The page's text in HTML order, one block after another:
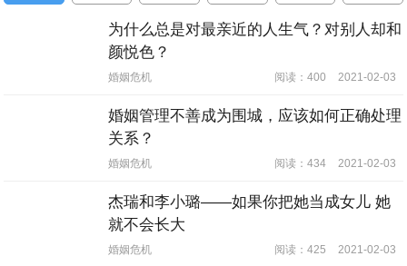
为什么总是对最亲近的人生气？对别人却和
颜悦色？
婚姻危机 阅读：400 2021-02-03
婚姻管理不善成为围城，应该如何正确处理
关系？
婚姻危机 阅读：434 2021-02-03
杰瑞和李小璐——如果你把她当成女儿 她
就不会长大
婚姻危机 阅读：425 2021-02-03